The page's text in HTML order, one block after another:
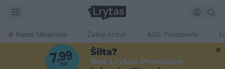
Karas Ukrainoje Žalioji erdvė Ačiū, Prezidente